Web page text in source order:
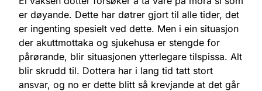
er døyande. Dette har døtrer gjort til alle tider, det
er ingenting spesielt ved dette. Men i ein situasjon
der akuttmottaka og sjukehusa er stengde for
pårørande, blir situasjonen ytterlegare tilspissa. Alt
blir skrudd til. Dottera har i lang tid tatt stort
ansvar, og no er dette blitt så krevjande at det går